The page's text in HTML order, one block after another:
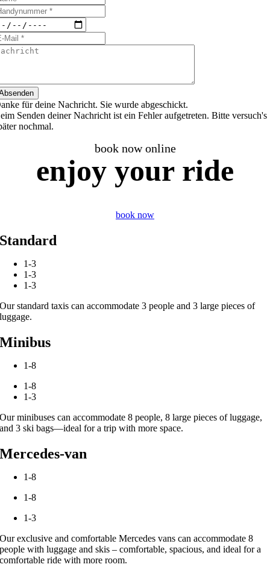
für deine Nachricht. Sie wurde abgeschickt.
Senden deiner Nachricht ist ein Fehler aufgetreten. Bitte versuch's
nochmal.
book now online
enjoy yourride
book now
Standard
1-3
1-3
1-3
Our standard taxis can accommodate 3 people and 3 large pieces of
luggage.
Minibus
1-8
1-8
1-3
Our minibuses can accommodate 8 people, 8 large pieces of luggage,
and 3 ski bags—ideal for a trip with more space.
Mercedes-van
1-8
1-8
1-3
Our exclusive and comfortable Mercedes vans can accommodate 8
people with luggage and skis – comfortable, spacious, and ideal for a
comfortable ride with more room.